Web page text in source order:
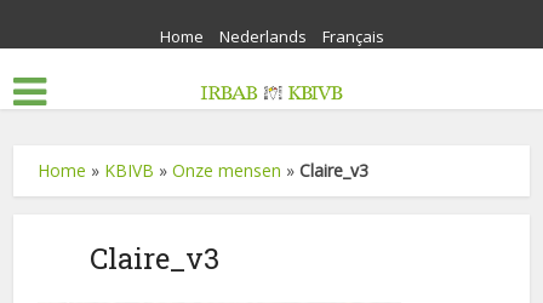
Home Nederlands Français
Home » KBIVB »Onze mensen »Claire_v3
Claire_v3